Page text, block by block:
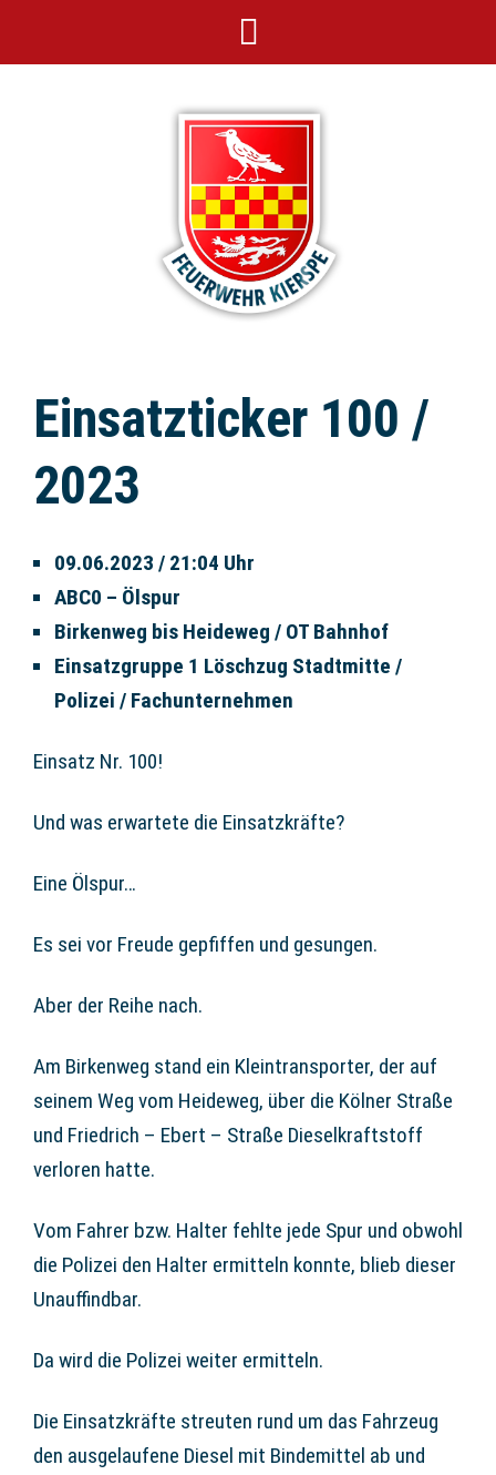
Einsatzticker 100 /
2023
09.06.2023 / 21:04 Uhr
ABC0 – Ölspur
Birkenweg bis Heideweg / OT Bahnhof
Einsatzgruppe 1 Löschzug Stadtmitte /
Polizei / Fachunternehmen
Einsatz Nr. 100!
Und was erwartete die Einsatzkräfte?
Eine Ölspur…
Es sei vor Freude gepfiffen und gesungen.
Aber der Reihe nach.
Am Birkenweg stand ein Kleintransporter, der auf
seinem Weg vom Heideweg, über die Kölner Straße
und Friedrich – Ebert – Straße Dieselkraftstoff
verloren hatte.
Vom Fahrer bzw. Halter fehlte jede Spur und obwohl
die Polizei den Halter ermitteln konnte, blieb dieser
Unauffindbar.
Da wird die Polizei weiter ermitteln.
Die Einsatzkräfte streuten rund um das Fahrzeug
den ausgelaufene Diesel mit Bindemittel ab und